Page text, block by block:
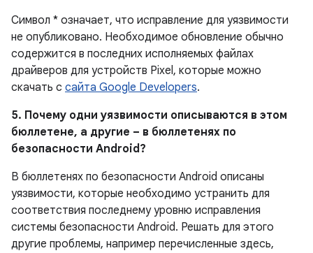
Символ * означает, что исправление для уязвимости
не опубликовано. Необходимое обновление обычно
содержится в последних исполняемых файлах
драйверов для устройств Pixel, которые можно
скачать с сайта Google Developers.
5. Почему одни уязвимости описываются в этом
бюллетене, а другие – в бюллетенях по
безопасности Android?
В бюллетенях по безопасности Android описаны
уязвимости, которые необходимо устранить для
соответствия последнему уровню исправления
системы безопасности Android. Решать для этого
другие проблемы, например перечисленные здесь,